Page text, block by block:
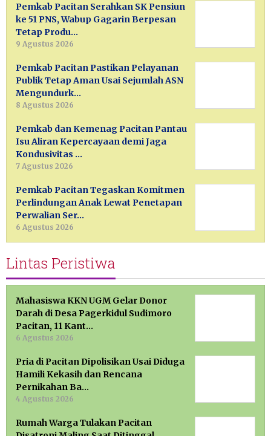
Pemkab Pacitan Serahkan SK Pensiun
ke 51 PNS, Wabup Gagarin Berpesan
Tetap Produ…
9 Agustus 2026
Pemkab Pacitan Pastikan Pelayanan
Publik Tetap Aman Usai Sejumlah ASN
Mengundurk…
8 Agustus 2026
Pemkab dan Kemenag Pacitan Pantau
Isu Aliran Kepercayaan demi Jaga
Kondusivitas …
7 Agustus 2026
Pemkab Pacitan Tegaskan Komitmen
Perlindungan Anak Lewat Penetapan
Perwalian Ser…
6 Agustus 2026
Lintas Peristiwa
Mahasiswa KKN UGM Gelar Donor
Darah di Desa Pagerkidul Sudimoro
Pacitan, 11 Kant…
6 Agustus 2026
Pria di Pacitan Dipolisikan Usai Diduga
Hamili Kekasih dan Rencana
Pernikahan Ba…
4 Agustus 2026
Rumah Warga Tulakan Pacitan